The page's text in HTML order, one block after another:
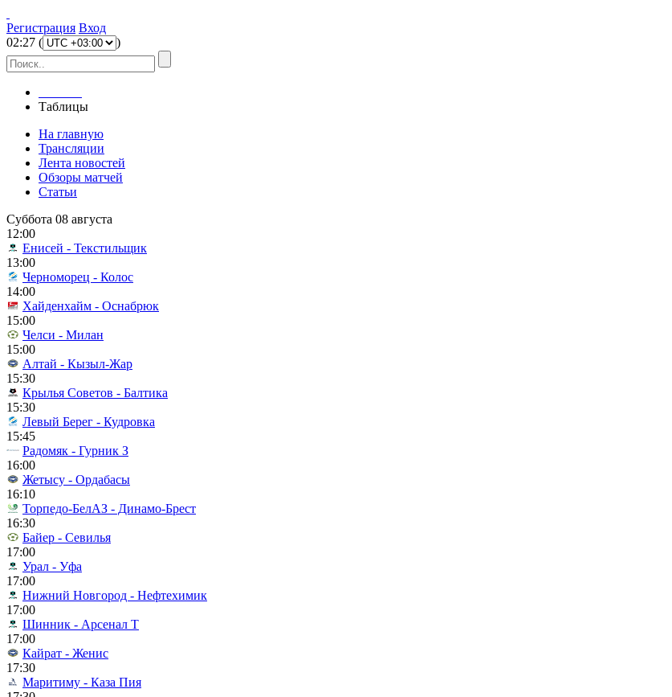
Регистрация Вход
02:27 ( )
Таблицы
На главную
Трансляции
Лента новостей
Обзоры матчей
Статьи
Суббота 08 августа
12:00
Енисей - Текстильщик
13:00
Черноморец - Колос
14:00
Хайденхайм - Оснабрюк
15:00
Челси - Милан
15:00
Алтай - Кызыл-Жар
15:30
Крылья Советов - Балтика
15:30
Левый Берег - Кудровка
15:45
Радомяк - Гурник З
16:00
Жетысу - Ордабасы
16:10
Торпедо-БелАЗ - Динамо-Брест
16:30
Байер - Севилья
17:00
Урал - Уфа
17:00
Нижний Новгород - Нефтехимик
17:00
Шинник - Арсенал Т
17:00
Кайрат - Женис
17:30
Маритиму - Каза Пия